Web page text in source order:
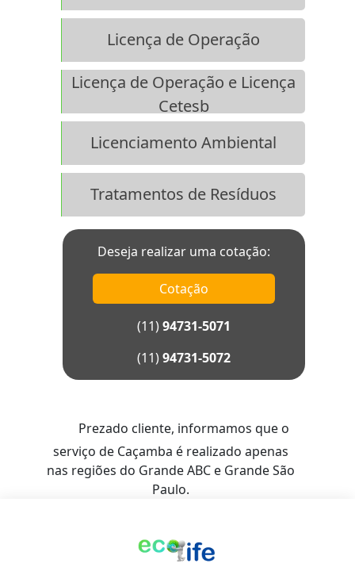
Licença de Operação
Licença de Operação e Licença
Cetesb
Licenciamento Ambiental
Tratamentos de Resíduos
Deseja realizar uma cotação:
Cotação
(11)94731-5071
(11)94731-5072
Prezado cliente, informamos que o
serviço de Caçamba é realizado apenas
nas regiões do Grande ABC e Grande São
Paulo.